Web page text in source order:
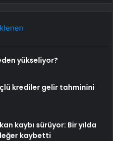
yükseliyor?
krediler gelir tahminini
kaybı sürüyor: Bir yılda
kaybetti